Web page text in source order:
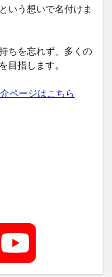
いう想いで名付けま
ちを忘れず、多くの
目指します。
ページはこちら